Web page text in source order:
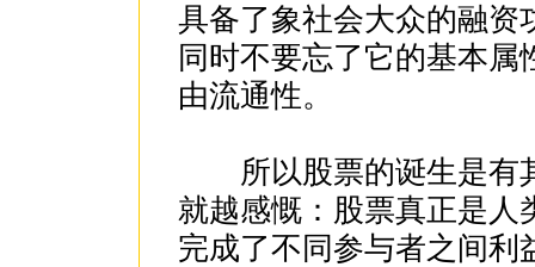
具备了象社会大众的融资
同时不要忘了它的基本
由流通性。
所以股票的诞生是有
就越感慨：股票真正是人
完成了不同参与者之间利